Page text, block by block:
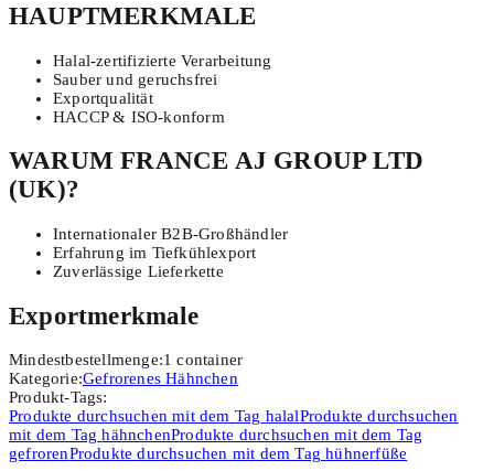
HAUPTMERKMALE
Halal-zertifizierte Verarbeitung
Sauber und geruchsfrei
Exportqualität
HACCP & ISO-konform
WARUM FRANCE AJ GROUP LTD
(UK)?
Internationaler B2B-Großhändler
Erfahrung im Tiefkühlexport
Zuverlässige Lieferkette
Exportmerkmale
Mindestbestellmenge:1 container
Kategorie:Gefrorenes Hähnchen
Produkt-Tags:
Produkte durchsuchen mit dem Tag halalProdukte durchsuchen
mit dem Tag hähnchenProdukte durchsuchen mit dem Tag
gefrorenProdukte durchsuchen mit dem Tag hühnerfüße